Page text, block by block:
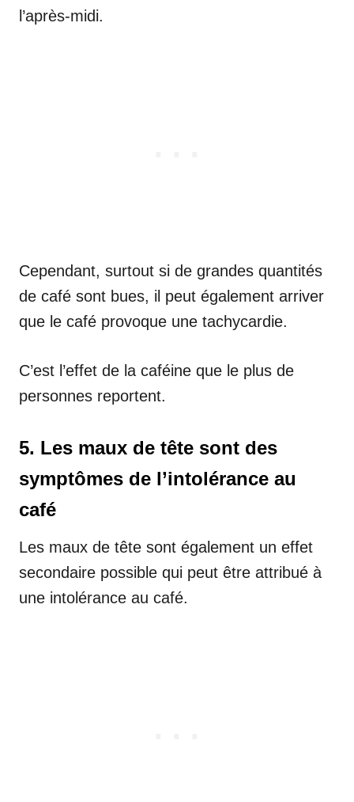
l’après-midi.
Cependant, surtout si de grandes quantités
de café sont bues, il peut également arriver
que le café provoque une tachycardie.
C’est l’effet de la caféine que le plus de
personnes reportent.
5. Les maux de tête sont des
symptômes de l’intolérance au
café
Les maux de tête sont également un effet
secondaire possible qui peut être attribué à
une intolérance au café.